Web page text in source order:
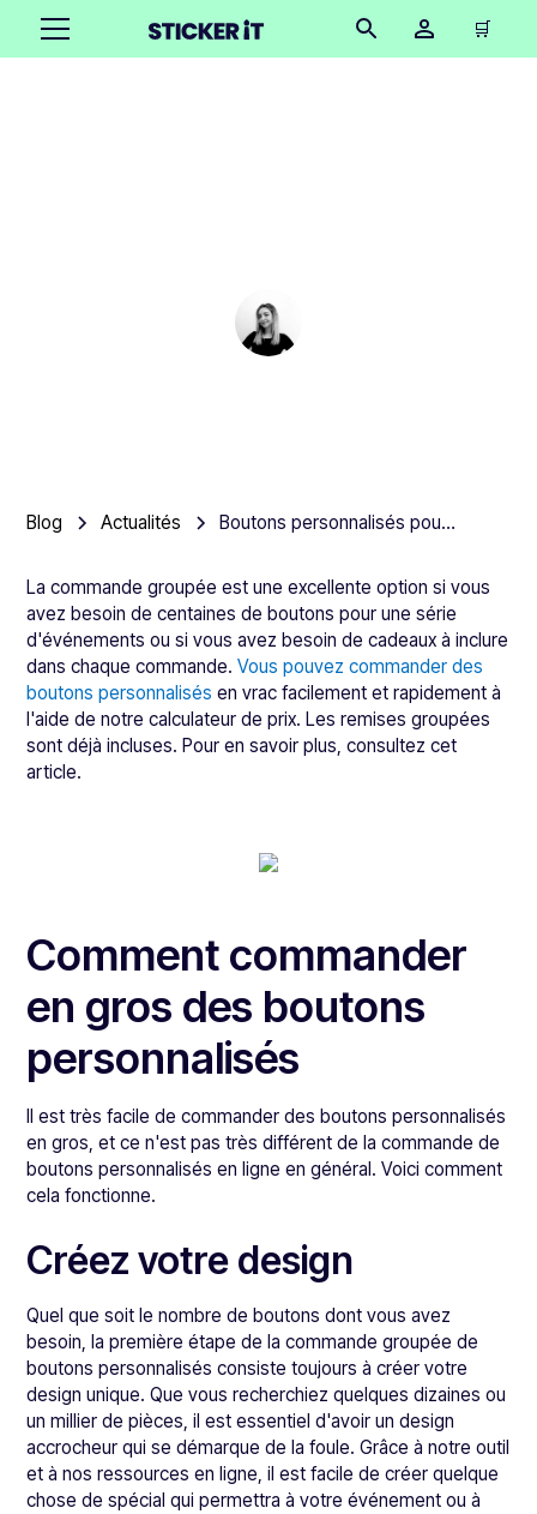
🛒
Blog Actualités Boutons personnalisés pour commande groupée
La commande groupée est une excellente option si vous
avez besoin de centaines de boutons pour une série
d'événements ou si vous avez besoin de cadeaux à inclure
dans chaque commande. Vous pouvez commander des
boutons personnalisés en vrac facilement et rapidement à
l'aide de notre calculateur de prix. Les remises groupées
sont déjà incluses. Pour en savoir plus, consultez cet
article.
Comment commander
en gros des boutons
personnalisés
Il est très facile de commander des boutons personnalisés
en gros, et ce n'est pas très différent de la commande de
boutons personnalisés en ligne en général. Voici comment
cela fonctionne.
Créez votre design
Quel que soit le nombre de boutons dont vous avez
besoin, la première étape de la commande groupée de
boutons personnalisés consiste toujours à créer votre
design unique. Que vous recherchiez quelques dizaines ou
un millier de pièces, il est essentiel d'avoir un design
accrocheur qui se démarque de la foule. Grâce à notre outil
et à nos ressources en ligne, il est facile de créer quelque
chose de spécial qui permettra à votre événement ou à